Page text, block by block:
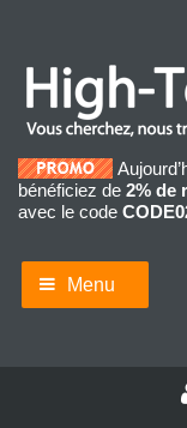
bénéficiez de 2% de
avec le code
Menu